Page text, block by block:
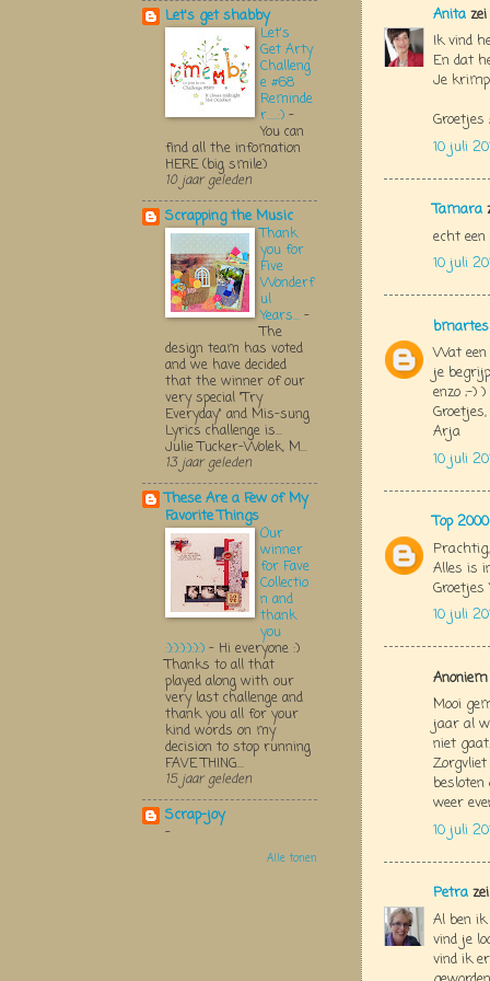
Anita zei
Ik vind
En dat
Je
Groetjes
10 juli
Tamara
echt
10 juli
bmartes
Wat
je
enzo ;-)
Groetjes,
Arja
10 juli
Top
Alles is
Groetjes
10 juli
Mooi
jaar al
niet
weer
10 juli
Petra zei
Al ben
vind je
vind ik
Let's get shabby
Let's
Get Arty
Challeng
e #68
Reminde
r.....:) -
You can
find all the infomation
HERE (big smile)
10 jaar geleden
Scrapping the Music
Thank
you for
Five
Wonderf
ul
Years... -
The
design team has voted
and we have decided
that the winner of our
very special "Try
Everyday" and Mis-sung
Lyrics challenge is...
Julie Tucker-Wolek, M...
13 jaar geleden
These Are a Few of My
Favorite Things
Our
winner
for Fave
Collectio
n and
thank
you
:):):):):):) - Hi everyone :)
Thanks to all that
played along with our
very last challenge and
thank you all for your
kind words on my
decision to stop running
FAVE THING...
15 jaar geleden
Scrap-joy
-
Alle tonen